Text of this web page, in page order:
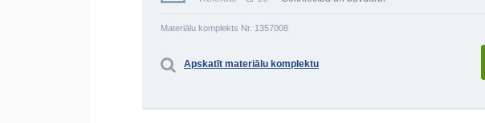
Materiālu komplekts Nr. 1357008
Apskatīt materiālu komplektu